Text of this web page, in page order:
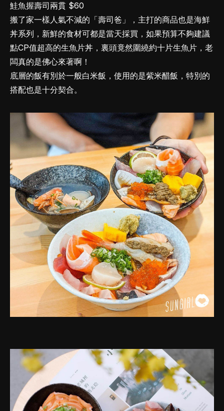
鮭魚握壽司兩貫 $60
搬了家一樣人氣不減的「壽司爸」，主打的商品也是海鮮
丼系列，新鮮的食材可都是當天採買，如果預算不夠建議
點CP值超高的生魚片丼，裏頭竟然圍繞約十片生魚片，老
闆真的是佛心來著啊！
底層的飯有別於一般白米飯，使用的是紫米醋飯，特別的
搭配也是十分契合。